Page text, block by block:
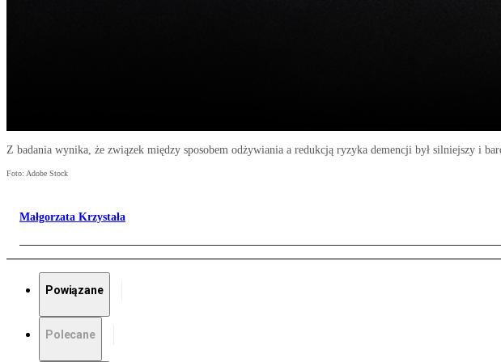
Z badania wynika, że związek między sposobem odżywiania a redukcją ryzyka demencji był silniejszy i
Foto: Adobe Stock
Małgorzata Krzystała
Powiązane
Polecane